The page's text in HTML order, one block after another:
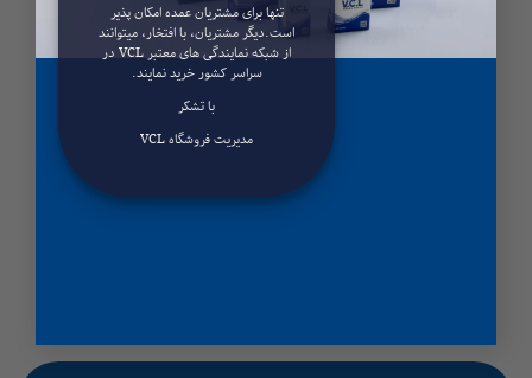
تنها برای مشتریان عمده امکان پذیر
است.دیگر مشتریان، با افتخار، میتوانند
از شبکه نمایندگی های معتبر VCL در
سراسر کشور خرید نمایند.
مدیریت فروشگاه VCL